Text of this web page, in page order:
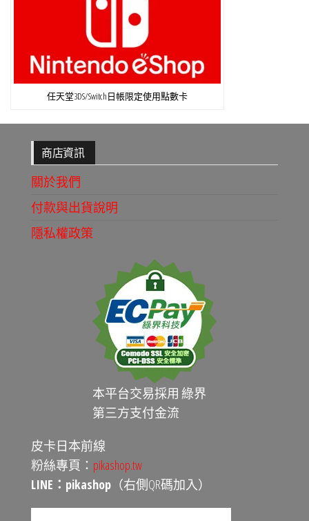
任天堂3DS/Switch日帳限定使用點數卡
商店資訊
關於我們
付款與出貨說明
隱私權政策
本平台交易採用 綠界
第三方支付金流
皮卡日本前線
粉絲專頁： pikashop.tw
LINE：pikashop （右側QR碼加入）